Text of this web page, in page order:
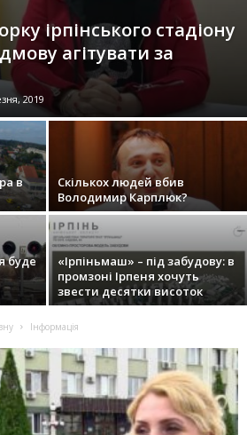
ірпінського стадіону
агітувати за
2019
в
Скількох людей вбив
Володимир Карплюк?
буде
«Ірпіньмаш» – під забудову: в
промзоні Ірпеня хочуть
звести десятки висоток
Інформація